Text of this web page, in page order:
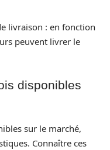
livraison : en fonction
peuvent livrer le
disponibles
sur le marché,
Connaître ces